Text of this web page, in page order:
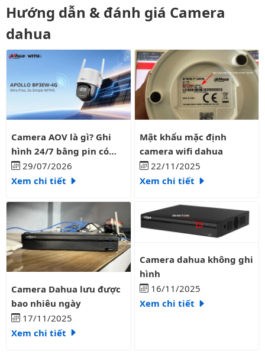
Hướng dẫn & đánh giá Camera
dahua
Camera AOV là gì? Ghi hình 24/7 bằng pin có liên tục?
Camera AOV là gì? Ghi
hình 24/7 bằng pin có
liên tục?
29/07/2026
Xem chi tiết
Mật khẩu mặc định camera
Mật khẩu mặc định
camera wifi dahua
22/11/2025
Xem chi tiết
Camera Dahua lưu được bao nhiêu ngày
Camera Dahua lưu được
bao nhiêu ngày
17/11/2025
Xem chi tiết
Camera dahua không ghi hình
Camera dahua không ghi
hình
16/11/2025
Xem chi tiết